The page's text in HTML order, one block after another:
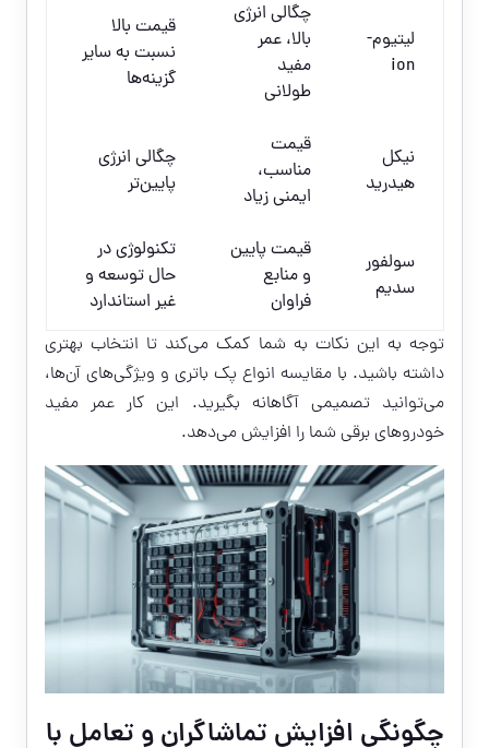
لیتیوم-
ion
چگالی انرژی
بالا، عمر
مفید
طولانی
قیمت بالا
نسبت به سایر
گزینه‌ها
نیکل
هیدرید
قیمت
مناسب،
ایمنی زیاد
چگالی انرژی
پایین‌تر
سولفور
سدیم
قیمت پایین
و منابع
فراوان
تکنولوژی در
حال توسعه و
غیر استاندارد
توجه به این نکات به شما کمک می‌کند تا انتخاب بهتری
داشته باشید. با مقایسه انواع پک باتری و ویژگی‌های آن‌ها،
می‌توانید تصمیمی آگاهانه بگیرید. این کار عمر مفید
خودروهای برقی شما را افزایش می‌دهد.
چگونگی افزایش تماشاگران و تعامل با